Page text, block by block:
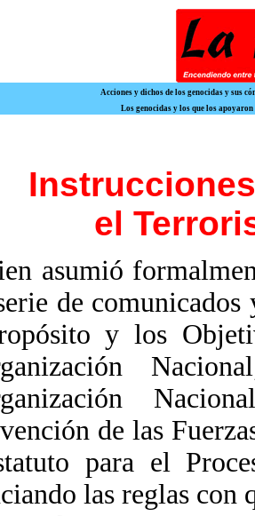
Acciones y dichos de los genocidas y sus
Los genocidas y los que los apoyaron
el
asumió
de
y los
de las
para el
las reglas con